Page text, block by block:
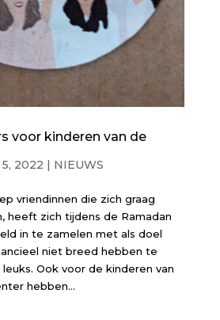
voor kinderen van de
2022 NIEUWS
vriendinnen die zich graag
heeft zich tijdens de Ramadan
in te zamelen met als doel
niet breed hebben te
Ook voor de kinderen van
hebben...